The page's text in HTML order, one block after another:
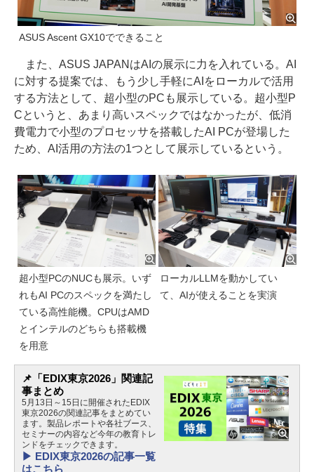
ASUS Ascent GX10でできること
また、ASUS JAPANはAIの展示に力を入れている。AI
に対する提案では、もう少し手軽にAIをローカルで活用
する方法として、超小型のPCも展示している。超小型P
Cというと、あまり高いスペックではなかったが、低消
費電力で小型のプロセッサを搭載したAI PCが登場した
ため、AI活用の方法の1つとして展示しているという。
超小型PCのNUCも展示。いず
れもAI PCのスペックを満たし
ている高性能機。CPUはAMD
とインテルのどちらも搭載機
を用意
ローカルLLMを動かしてい
て、AIが使えることを実演
📌「EDIX東京2026」関連記
事まとめ
5月13日～15日に開催されたEDIX
東京2026の関連記事をまとめてい
ます。製品レポートや各社ブース、
セミナーの内容など今年の教育トレ
ンドをチェックできます。
▶ EDIX東京2026の記事一覧
はこちら